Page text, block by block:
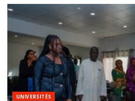
UNIVERSITÉS